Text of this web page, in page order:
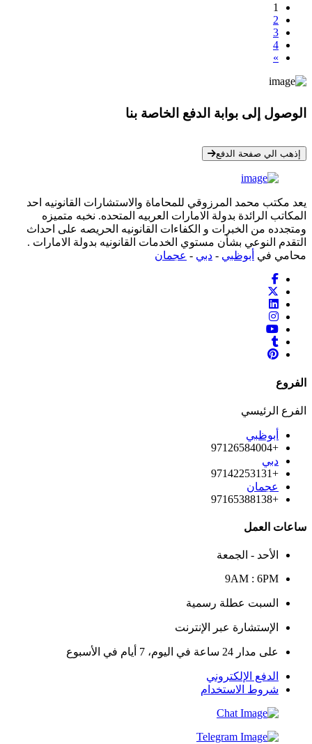
1
2
3
4
»
الوصول إلى بوابة الدفع الخاصة بنا
إذهب الي صفحة الدفع
يعد مكتب محمد المرزوقي للمحاماة والاستشارات القانونيه احد
المكاتب الرائدة بدولة الامارات العربيه المتحده. نخبه متميزه
ومتجدده من الخبرات و الكفاءات القانونيه الحريصه على احداث
التقدم النوعي بشأن مستوي الخدمات القانونيه بدولة الامارات .
محامي في أبوظبي - دبي - عجمان
الفروع
الفرع الرئيسي
أبوظبي
+97126584004
دبي
+97142253131
عجمان
+97165388138
ساعات العمل
الأحد - الجمعة
9AM : 6PM
السبت عطلة رسمية
الإستشارة عبر الإنترنت
على مدار 24 ساعة في اليوم، 7 أيام في الأسبوع
الدفع الإلكتروني
شروط الاستخدام